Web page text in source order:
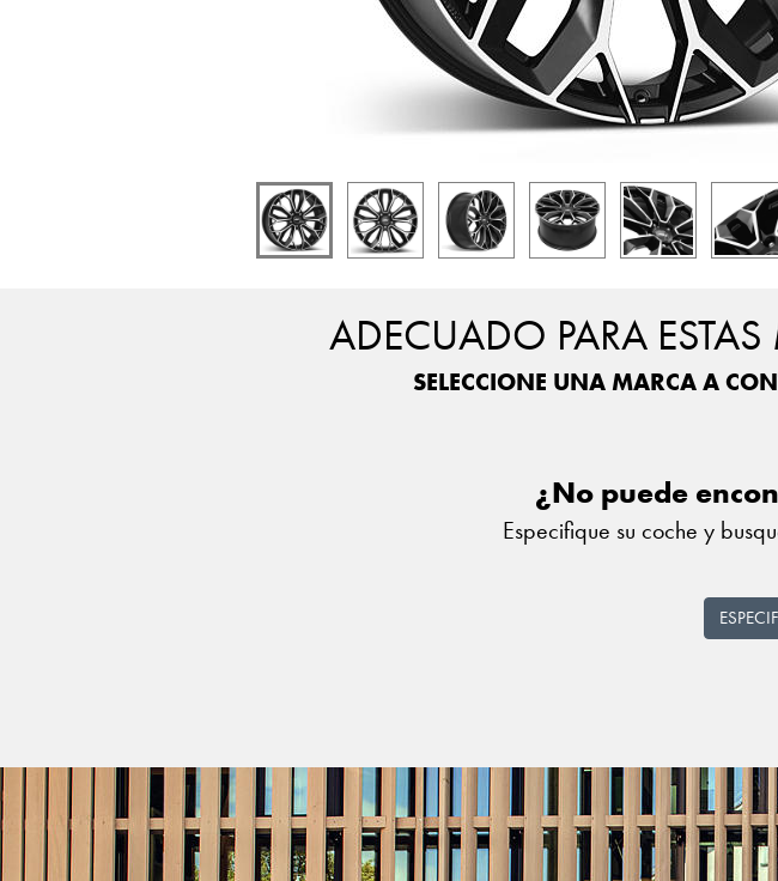
ADECUADO PARA
SELECCIONE UNA MARCA A
¿No puede
Especifique su coche y